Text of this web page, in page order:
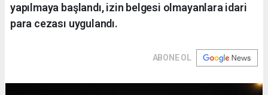
yapılmaya başlandı, izin belgesi olmayanlara idari
para cezası uygulandı.
ABONE OL